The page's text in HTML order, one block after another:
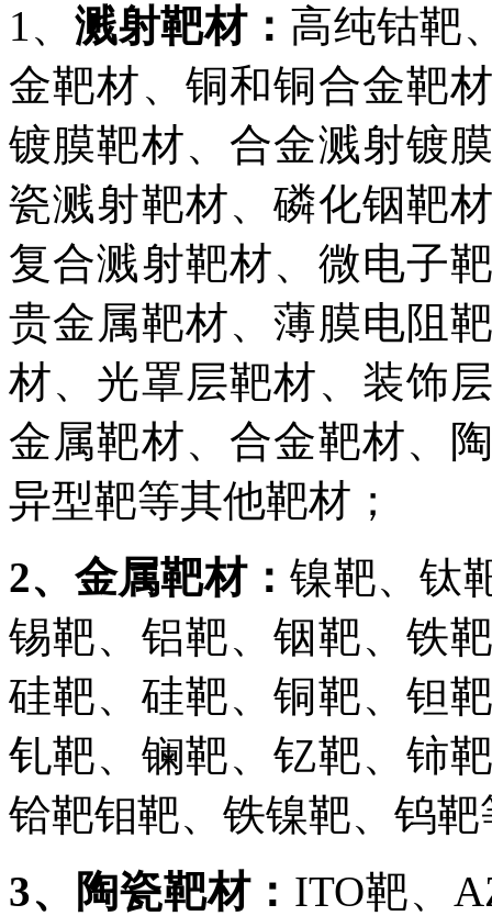
1、 溅射靶材： 高纯钴靶
金靶材、铜和铜合金靶
镀膜靶材、合金溅射镀
瓷溅射靶材、磷化铟靶
复合溅射靶材、微电子
贵金属靶材、薄膜电阻
材、光罩层靶材、装饰
金属靶材、合金靶材、
异型靶等其他靶材；
2、金属靶材：镍靶、钛
锡靶、铝靶、铟靶、铁
硅靶、硅靶、铜靶、钽
钆靶、镧靶、钇靶、铈
铪靶钼靶、铁镍靶、钨
3、陶瓷靶材： ITO靶、